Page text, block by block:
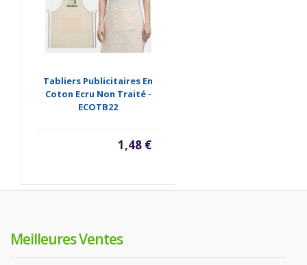
Tabliers Publicitaires En
Coton Ecru Non Traité -
ECOTB22
1,48 €
Meilleures Ventes